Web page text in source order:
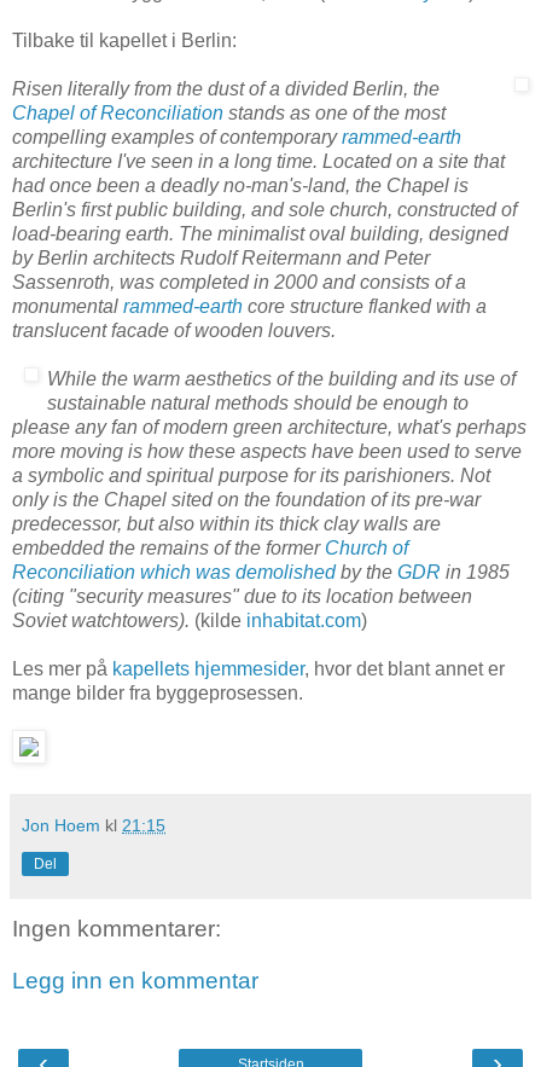
Tilbake til kapellet i Berlin:
Risen literally from the dust of a divided Berlin, the
Chapel of Reconciliation stands as one of the most
compelling examples of contemporaryrammed-earth
architecture I've seen in a long time. Located on a site that
had once been a deadly no-man's-land, the Chapel is
Berlin's first public building, and sole church, constructed of
load-bearing earth. The minimalist oval building, designed
by Berlin architects Rudolf Reitermann and Peter
Sassenroth, was completed in 2000 and consists of a
monumental rammed-earth core structure flanked with a
translucent facade of wooden louvers.
While the warm aesthetics of the building and its use of
sustainable natural methods should be enough to
please any fan of modern green architecture, what's perhaps
more moving is how these aspects have been used to serve
a symbolic and spiritual purpose for its parishioners. Not
only is the Chapel sited on the foundation of its pre-war
predecessor, but also within its thick clay walls are
embedded the remains of the former Church of
Reconciliation which was demolishedby the GDR in 1985
(citing "security measures" due to its location between
Soviet watchtowers). (kilde inhabitat.com)
Les mer på kapellets hjemmesider, hvor det blant annet er
mange bilder fra byggeprosessen.
Jon Hoem kl 21:15
Del
Ingen kommentarer:
Legg inn en kommentar